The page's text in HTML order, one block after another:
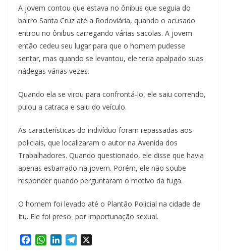
A jovem contou que estava no ônibus que seguia do
bairro Santa Cruz até a Rodoviária, quando o acusado
entrou no ônibus carregando várias sacolas. A jovem
então cedeu seu lugar para que o homem pudesse
sentar, mas quando se levantou, ele teria apalpado suas
nádegas várias vezes.
Quando ela se virou para confrontá-lo, ele saiu correndo,
pulou a catraca e saiu do veículo.
As características do indivíduo foram repassadas aos
policiais, que localizaram o autor na Avenida dos
Trabalhadores. Quando questionado, ele disse que havia
apenas esbarrado na jovem. Porém, ele não soube
responder quando perguntaram o motivo da fuga.
O homem foi levado até o Plantão Policial na cidade de
Itu. Ele foi preso por importunação sexual.
W